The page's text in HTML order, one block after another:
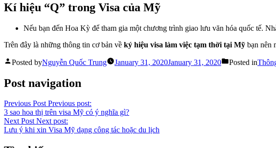
Kí hiệu “Q” trong Visa của Mỹ
Nếu bạn đến Hoa Kỳ để tham gia một chương trình giao lưu văn hóa quốc tế.
Trên đây là những thông tin cơ bản về ký hiệu visa làm việc tạm thời tại Mỹ bạn nên
Posted byNguyễn Quốc Trung January 31, 2020January 31, 2020 Posted in
Post navigation
Previous Post Previous post:
3 sao hoa thị trên visa Mỹ có ý nghĩa gì?
Next Post Next post:
Lưu ý khi xin Visa Mỹ dạng công tác hoặc du lịch